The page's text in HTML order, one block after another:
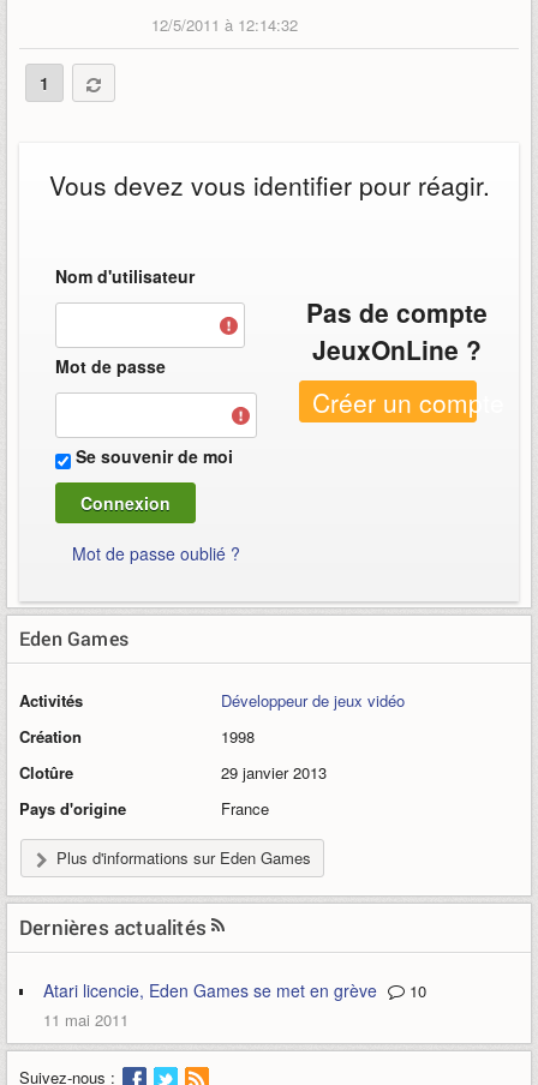
12/5/2011 à 12:14:32
1
Vous devez vous identifier pour réagir.
Nom d'utilisateur
Mot de passe
Se souvenir de moi
Mot de passe oublié ?
Pas de compte
JeuxOnLine ?
Créer un compte
Eden Games
Activités
Développeur de jeux vidéo
Création
1998
Clotûre
29 janvier 2013
Pays d'origine
France
Plus d'informations sur Eden Games
Dernières actualités
Atari licencie, Eden Games se met en grève
10
11 mai 2011
Suivez-nous :